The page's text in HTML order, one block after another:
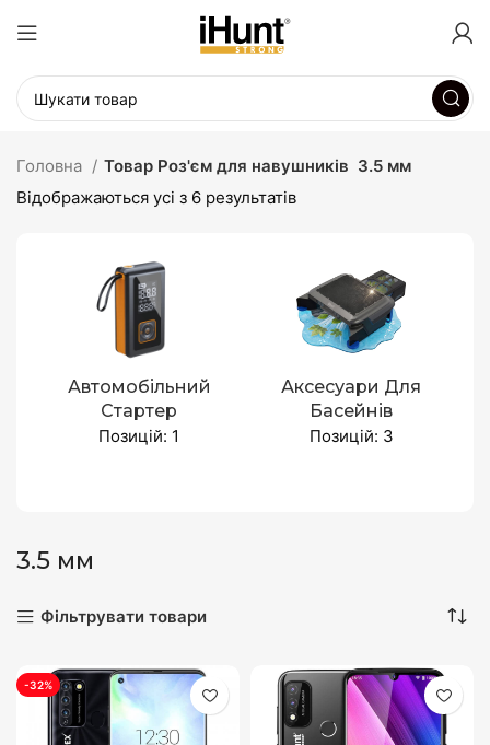
Головна Товар Роз'єм для навушників 3.5 мм
Відображаються усі з 6 результатів
Автомобільний
Стартер
Позицій: 1
Аксесуари Для
Басейнів
Позицій: 3
3.5 мм
Фільтрувати товари
-32%